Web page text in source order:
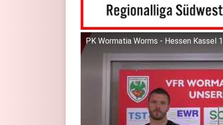
PK Wormatia Worms - Hessen Kassel